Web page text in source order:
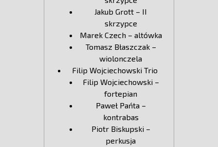
Jakub Grott – II
skrzypce
Marek Czech – altówka
Tomasz Błaszczak –
wiolonczela
Filip Wojciechowski Trio
Filip Wojciechowski –
fortepian
Paweł Pańta –
kontrabas
Piotr Biskupski –
perkusja